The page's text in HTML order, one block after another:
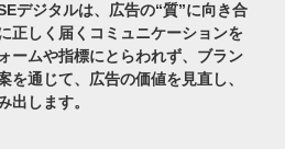
デジタルは、広告の“質”に向き合
正しく届くコミュニケーションを
ームや指標にとらわれず、ブラン
を通じて、広告の価値を見直し、
出します。